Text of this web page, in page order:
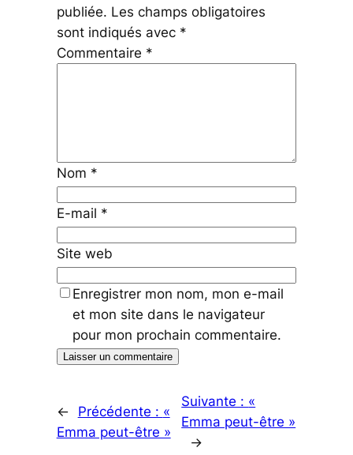
publiée. Les champs obligatoires
sont indiqués avec *
Commentaire *
Nom *
E-mail *
Site web
Enregistrer mon nom, mon e-mail
et mon site dans le navigateur
pour mon prochain commentaire.
← Précédente : «
Emma peut-être »
Suivante : «
Emma peut-être »
→